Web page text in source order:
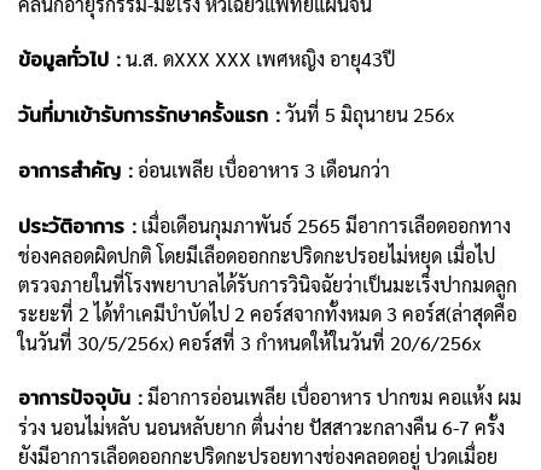
ข้อมูลทั่วไป :น.ส. ดXXX XXX เพศหญิง อายุ43ปี
วันที่มาเข้ารับการรักษาครั้งแรก :วันที่ 5 มิถุนายน 256x
อาการสำคัญ :อ่อนเพลีย เบื่ออาหาร 3 เดือนกว่า
ประวัติอาการ : เมื่อเดือนกุมภาพันธ์ 2565 มีอาการเลือดออกทาง
ช่องคลอดผิดปกติ โดยมีเลือดออกกะปริดกะปรอยไม่หยุด เมื่อไป
ตรวจภายในที่โรงพยาบาลได้รับการวินิจฉัยว่าเป็นมะเร็งปากมดลูก
ระยะที่ 2 ได้ทำเคมีบำบัดไป 2 คอร์สจากทั้งหมด 3 คอร์ส(ล่าสุดคือ
ในวันที่ 30/5/256x) คอร์สที่ 3 กำหนดให้ในวันที่ 20/6/256x
อาการปัจจุบัน :มีอาการอ่อนเพลีย เบื่ออาหาร ปากขม คอแห้ง ผม
ร่วง นอนไม่หลับ นอนหลับยาก ตื่นง่าย ปัสสาวะกลางคืน 6-7 ครั้ง
ยังมีอาการเลือดออกกะปริดกะปรอยทางช่องคลอดอยู่ ปวดเมื่อย